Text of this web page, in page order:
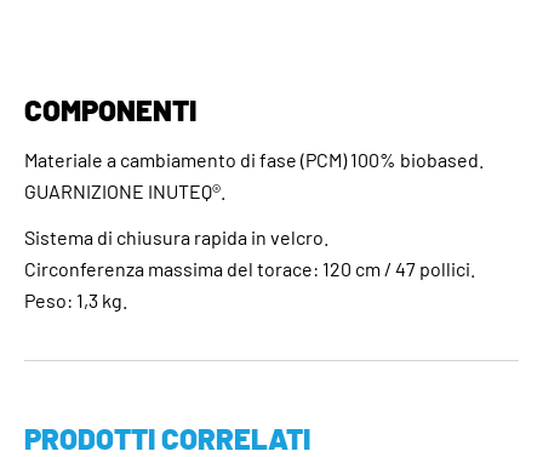
COMPONENTI
Materiale a cambiamento di fase (PCM) 100% biobased.
GUARNIZIONE INUTEQ®.
Sistema di chiusura rapida in velcro.
Circonferenza massima del torace: 120 cm / 47 pollici.
Peso: 1,3 kg.
PRODOTTI CORRELATI